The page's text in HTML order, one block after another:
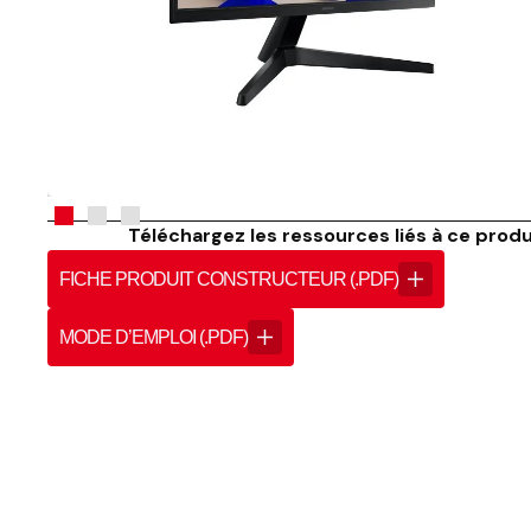
Téléchargez les ressources liés à ce
FICHE PRODUIT CONSTRUCTEUR (.PDF)
MODE D’EMPLOI (.PDF)